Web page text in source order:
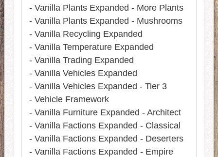
- Vanilla Plants Expanded - More Plants
- Vanilla Plants Expanded - Mushrooms
- Vanilla Recycling Expanded
- Vanilla Temperature Expanded
- Vanilla Trading Expanded
- Vanilla Vehicles Expanded
- Vanilla Vehicles Expanded - Tier 3
- Vehicle Framework
- Vanilla Furniture Expanded - Architect
- Vanilla Factions Expanded - Classical
- Vanilla Factions Expanded - Deserters
- Vanilla Factions Expanded - Empire